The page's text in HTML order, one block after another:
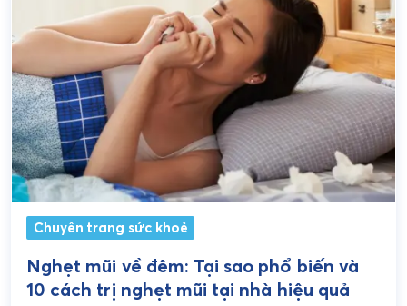
Chuyên trang sức khoẻ
Nghẹt mũi về đêm: Tại sao phổ biến và
10 cách trị nghẹt mũi tại nhà hiệu quả